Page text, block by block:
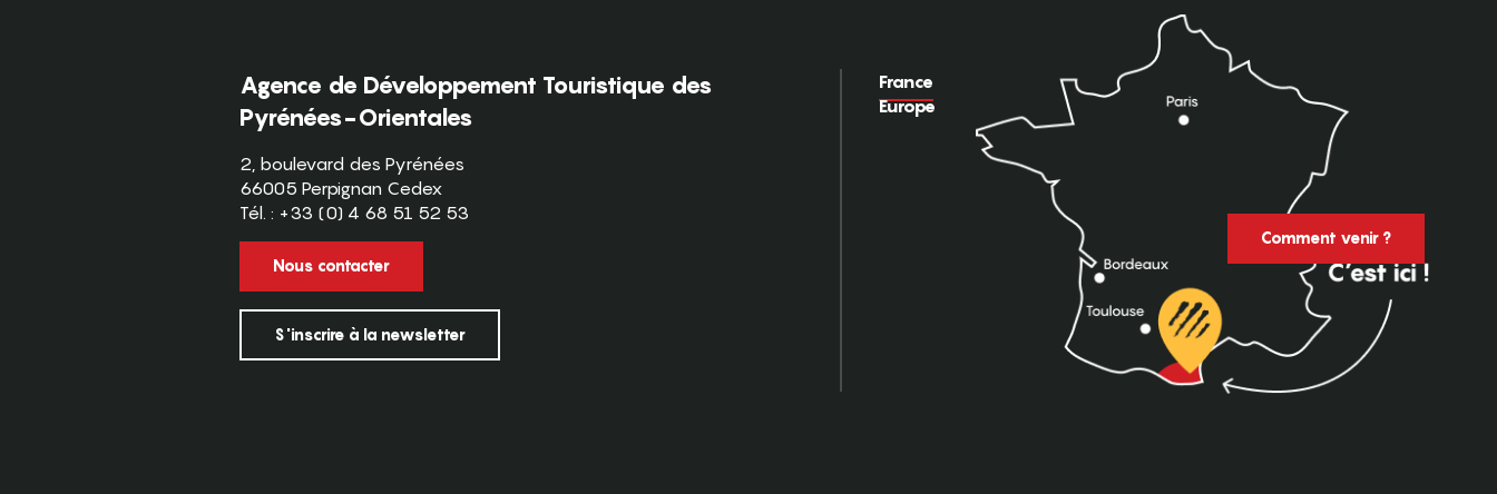
Agence de Développement Touristique des
Pyrénées-Orientales
2, boulevard des Pyrénées
66005 Perpignan Cedex
Tél. : +33 (0) 4 68 51 52 53
Nous contacter
S'inscrire à la newsletter
France
Europe
Comment venir ?